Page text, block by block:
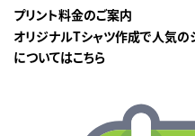
プリント料金のご案内
オリジナルTシャツ作成で人気
についてはこちら